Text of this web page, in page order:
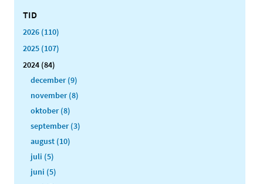
TID
2026 (110)
2025 (107)
2024 (84)
december (9)
november (8)
oktober (8)
september (3)
august (10)
juli (5)
juni (5)